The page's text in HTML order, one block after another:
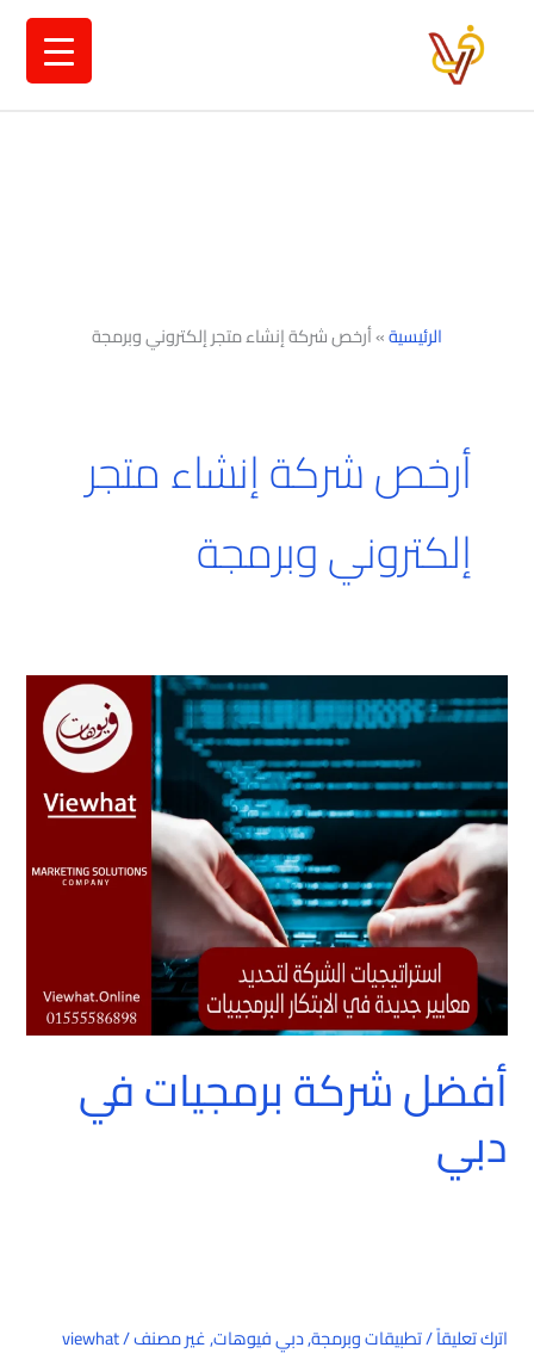
الرئيسية»أرخص شركة إنشاء متجر إلكتروني وبرمجة
أرخص شركة إنشاء متجر
إلكتروني وبرمجة
أفضل شركة برمجيات في
دبي
اترك تعليقاً/تطبيقات وبرمجة,دبي فيوهات,غير مصنف/
viewhat
أفضل
شركة
في
دبي